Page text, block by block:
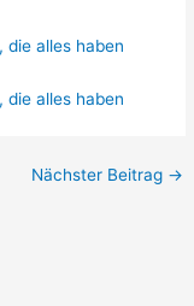
die alles haben
die alles haben
Nächster Beitrag →